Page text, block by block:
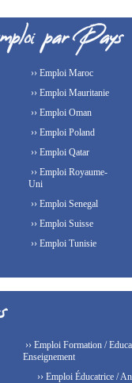
›› Emploi Maroc
›› Emploi Mauritanie
›› Emploi Oman
›› Emploi Poland
›› Emploi Qatar
›› Emploi Royaume-
Uni
›› Emploi Senegal
›› Emploi Suisse
›› Emploi Tunisie
›› Emploi Formation /
Enseignement
›› Emploi Éducatrice /